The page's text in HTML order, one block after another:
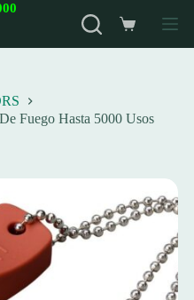
Carro
de
Fuego Hasta 5000 Usos